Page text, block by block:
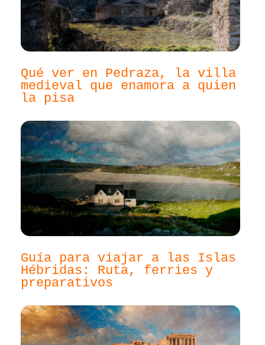
Qué ver en Pedraza, la villa
medieval que enamora a quien
la pisa
Guía para viajar a las Islas
Hébridas: Ruta, ferries y
preparativos